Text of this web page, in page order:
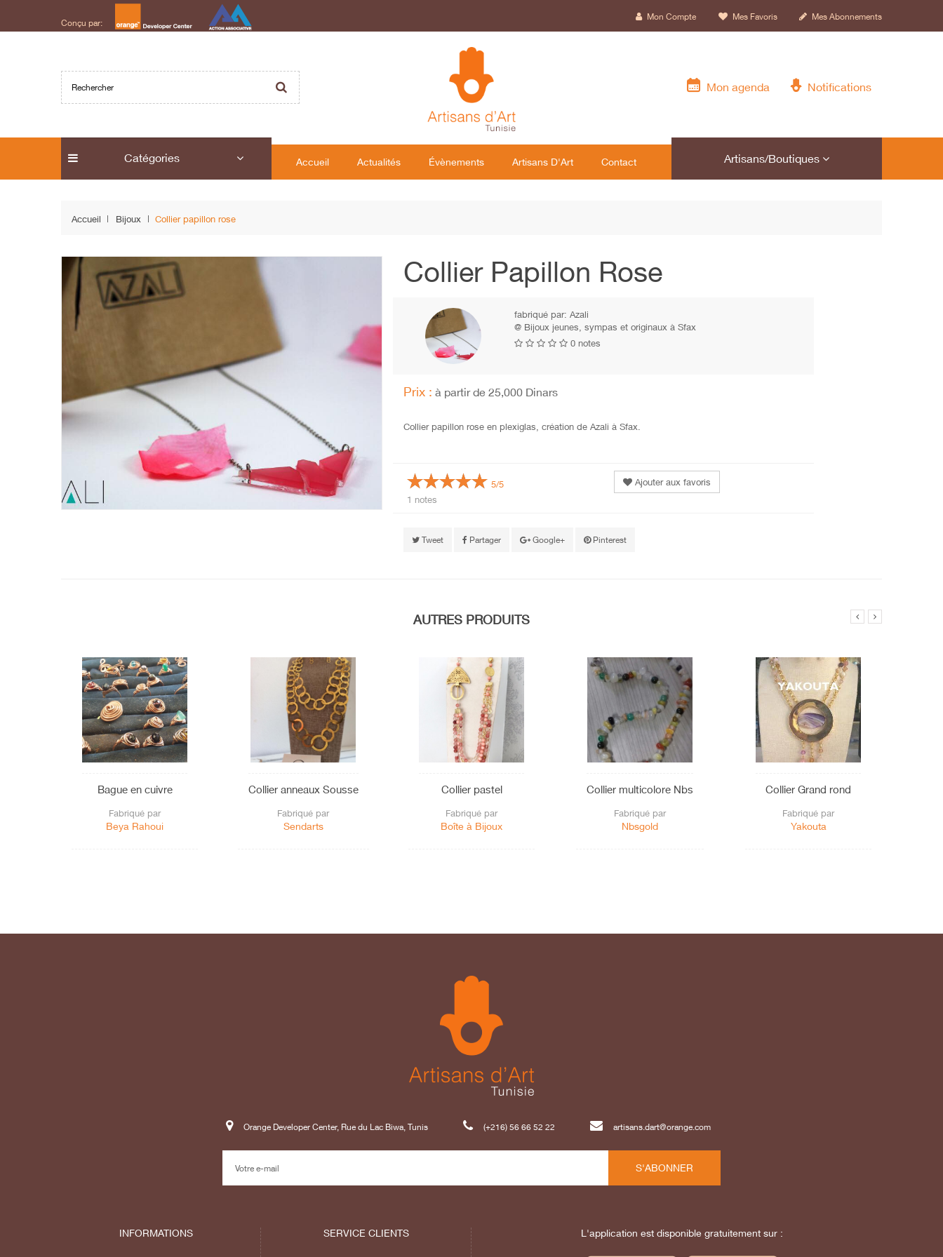
Mon Compte Mes Favoris Mes Abonnements
Conçu par:
Mon agenda Notifications
Catégories Accueil Actualités Évènements Artisans D'Art Contact Artisans/Boutiques
Accueil Bijoux Collier papillon rose
Collier Papillon Rose
fabriqué par: Azali
@ Bijoux jeunes, sympas et originaux à Sfax
0 notes
Prix : à partir de 25,000 Dinars
Collier papillon rose en plexiglas, création de Azali à Sfax.
5/5
Ajouter aux favoris
1 notes
Tweet Partager Google+ Pinterest
AUTRES PRODUITS
Bague en cuivre
Fabriqué par
Beya Rahoui
Collier anneaux Sousse
Fabriqué par
Sendarts
Collier pastel
Fabriqué par
Boîte à Bijoux
Collier multicolore Nbs
Fabriqué par
Nbsgold
Collier Grand rond
Fabriqué par
Yakouta
Orange Developer Center, Rue du Lac Biwa, Tunis (+216) 56 66 52 22 artisans.dart@orange.com
S'ABONNER
INFORMATIONS SERVICE CLIENTS L'application est disponible gratuitement sur :